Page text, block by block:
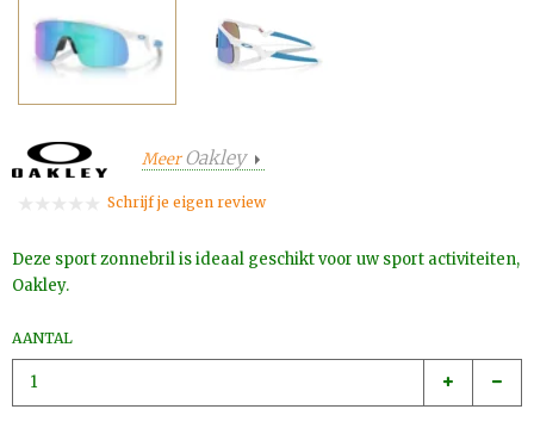
MeerOakley
Schrijf je eigen review
Deze sport zonnebril is ideaal geschikt voor uw sport activiteiten,
Oakley.
AANTAL